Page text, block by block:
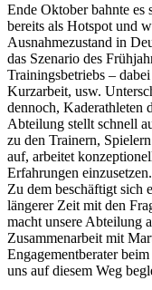
Ende Oktober bahnte es
bereits als Hotspot und
Ausnahmezustand in
das Szenario des
Trainingsbetriebs –
Kurzarbeit, usw.
dennoch, Kaderathleten
Abteilung stellt schnell
zu den Trainern,
auf, arbeitet
Erfahrungen einzusetzen.
Zu dem beschäftigt sich
längerer Zeit mit den
macht unsere Abteilung
Zusammenarbeit mit
Engagementberater
uns auf diesem Weg